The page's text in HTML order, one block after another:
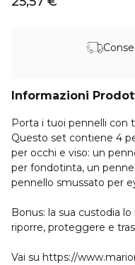
Informazioni
Porta i tuoi pennelli con
Questo set contiene 4
per occhi e viso: un
per fondotinta, un
pennello smussato per
Bonus: la sua custodia
riporre, proteggere e
Vai su https://